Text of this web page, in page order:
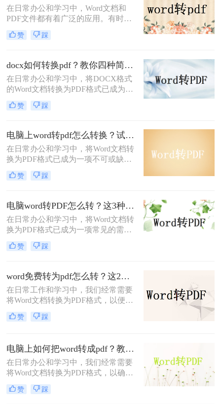
在日常办公和学习中，Word文档和
PDF文件都有着广泛的应用。有时，
我们需要将Word文档转换为PDF格
式，以便进行分享、打印或存档。那
三种将Word转换成PDF的高效方法。
赞 踩
docx如何转换pdf？教你四种简单的方法！
在日常办公和学习中，将DOCX格式
的Word文档转换为PDF格式已成为一
项常见的需求。PDF格式因其高兼容
性、稳定性和安全性，在文档分享、
docx如何转换pdf呢？本文将介绍四种
将DOCX转换为PDF的方法。
赞 踩
电脑上word转pdf怎么转换？试试这二种高效转换方法！
在日常办公和学习中，将Word文档转
换为PDF格式已成为一项不可或缺的
技能。PDF格式因其跨平台兼容性、
格式稳定性和易于分享的特点而备受
呢？本文将介绍两种将Word文档转换
为PDF的高效方法。
赞 踩
电脑word转PDF怎么转？这3种简单方法推荐给你！
在日常办公和学习中，将Word文档转
换为PDF格式已成为一项常见的需
求。PDF格式因其跨平台兼容性、格
式稳定性和安全性而备受青睐。那么
绍三种将Word文档转换为PDF的方
法。
赞 踩
word免费转为pdf怎么转？这2个方法超级实用！
在日常工作和学习中，我们经常需要
将Word文档转换为PDF格式，以便更
好地分享、打印和保存。那么word免
费转为pdf怎么转呢？本文将介绍两种
赞 踩
电脑上如何把word转成pdf？教你2种转换方法！
在日常办公和学习中，我们经常需要
将Word文档转换为PDF格式，以确保
文件在不同设备和平台上保持一致的
格式和排版。那么电脑上如何把word
赞 踩